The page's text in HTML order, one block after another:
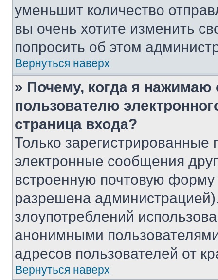
уменьшит количество
вы очень хотите изменить
попросить об этом
Вернуться наверх
» Почему, когда я нажимаю
пользователю
страница входа?
Только зарегистрированные
электронные сообщения
встроенную почтовую
разрешена
злоупотреблений
анонимными
адресов пользователей от
Вернуться наверх